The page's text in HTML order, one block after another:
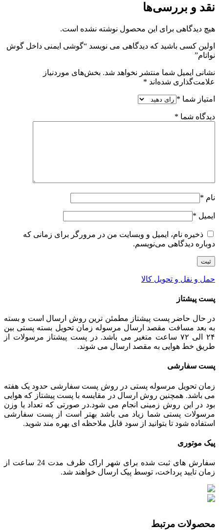
نقد و بررسی‌ها
هیچ دیدگاهی برای این محصول نوشته نشده است.
اولین کسی باشید که دیدگاهی می نویسد “گوشی ایمنی داخل گوش
نواتام”
نشانی ایمیل شما منتشر نخواهد شد. بخش‌های موردنیاز
علامت‌گذاری شده‌اند *
امتیاز شما *
دیدگاه شما *
نام *
ایمیل *
ذخیره نام، ایمیل و وبسایت من در مرورگر برای زمانی که
دوباره دیدگاهی می‌نویسم.
حمل و نقل و تحویل کالا
پست پیشتاز
در حال حاضر پست پیشتاز مطمئن ترین روش ارسال است و بسته
به بعد مسافت مقصد ارسال مرسوله زمان تحویل بسته پستی بین
۲۴ الی ۷۲ ساعت متغیر می باشد. در پست پیشتاز مرسولات از
طریق خط هوایی به مقصد ارسال می شوند.
پست سفارشی
زمان تحویل مرسوله پستی در روش پست سفارشی حدود یک هفته
می باشد. همچنین روش ارسال در مقایسه با پست پیشتاز که هوایی
بود در این روش زمینی انجام می شود.در صورتی که تعداد یا وزن
مرسولات پستی شما زیاد می باشد بهتر است از پست سفارشی
استفاده شود تا بتوانید از سود قابل ملاحظه ای بهره مند شوید.
پیک موتوری
سفارش های ثبت شده برای شهر اراک ظرف مدت 24 ساعت از
زمان تایید پرداخت، توسط پیک ارسال خواهند شد.
محصولات مرتبط